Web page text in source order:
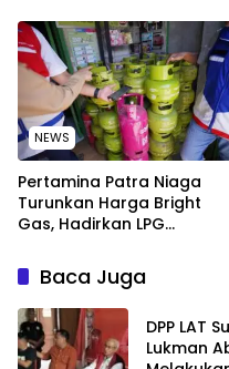
WARGA WAWOONE!
NEWS
Pertamina Patra Niaga
Turunkan Harga Bright
Gas, Hadirkan LPG
Lebih Kompetitif
Baca Juga
‎DPP LAT
Lukman